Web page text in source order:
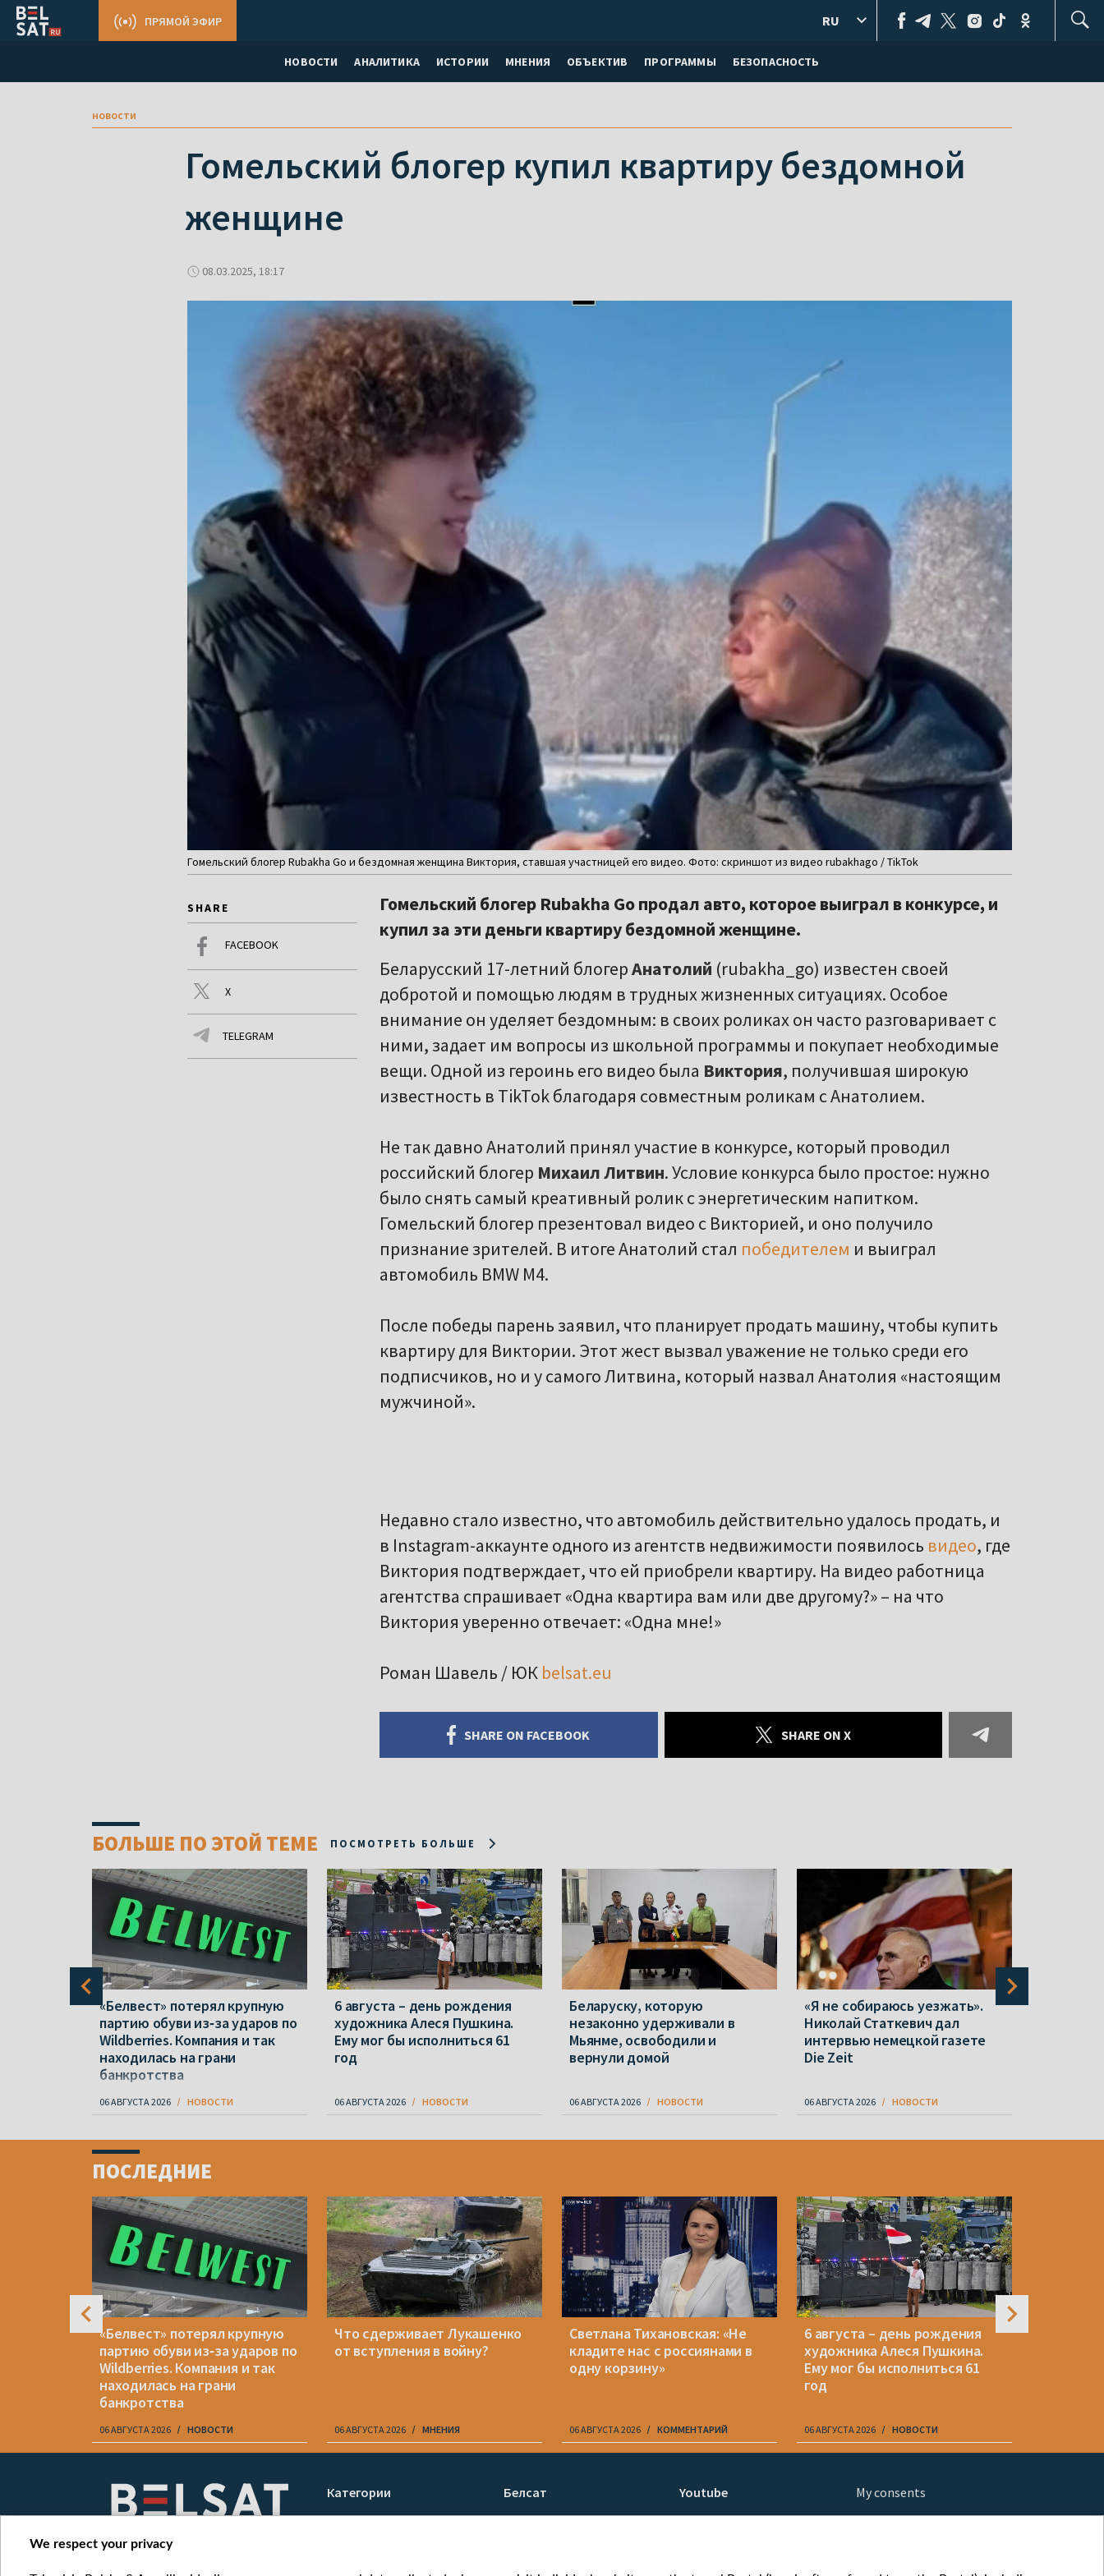
НОВОСТИ АНАЛИТИКА ИСТОРИИ МНЕНИЯ ОБЪЕКТИВ ПРОГРАММЫ БЕЗОПАСНОСТЬ
ПРЯМОЙ ЭФИР RU
новости
Гомельский блогер купил квартиру бездомной
женщине
08.03.2025, 18:17
Гомельский блогер Rubakha Go и бездомная женщина Виктория, ставшая участницей его видео. Фото: скриншот из видео rubakhago / TikTok
SHARE
FACEBOOK
X
TELEGRAM
Гомельский блогер Rubakha Go продал авто, которое выиграл в конкурсе, и
купил за эти деньги квартиру бездомной женщине.
Беларусский 17-летний блогерАнатолий (rubakha_go) известен своей
добротой и помощью людям в трудных жизненных ситуациях. Особое
внимание он уделяет бездомным: в своих роликах он часто разговаривает с
ними, задает им вопросы из школьной программы и покупает необходимые
вещи. Одной из героинь его видео была Виктория, получившая широкую
известность в TikTok благодаря совместным роликам с Анатолием.
Не так давно Анатолий принял участие в конкурсе, который проводил
российский блогер Михаил Литвин. Условие конкурса было простое: нужно
было снять самый креативный ролик с энергетическим напитком.
Гомельский блогер презентовал видео с Викторией, и оно получило
признание зрителей. В итоге Анатолий стал победителем и выиграл
автомобиль BMW M4.
После победы парень заявил, что планирует продать машину, чтобы купить
квартиру для Виктории. Этот жест вызвал уважение не только среди его
подписчиков, но и у самого Литвина, который назвал Анатолия «настоящим
мужчиной».
Недавно стало известно, что автомобиль действительно удалось продать, и
в Instagram-аккаунте одного из агентств недвижимости появилось видео, где
Виктория подтверждает, что ей приобрели квартиру. На видео работница
агентства спрашивает «Одна квартира вам или две другому?» – на что
Виктория уверенно отвечает: «Одна мне!»
Роман Шавель / ЮК belsat.eu
SHARE ON FACEBOOK SHARE ON X
БОЛЬШЕ ПО ЭТОЙ ТЕМЕ ПОСМОТРЕТЬ БОЛЬШЕ
«Белвест» потерял крупную
партию обуви из‑за ударов по
Wildberries. Компания и так
находилась на грани
банкротства
06 АВГУСТА 2026 НОВОСТИ
6 августа – день рождения
художника Алеся Пушкина.
Ему мог бы исполниться 61
год
06 АВГУСТА 2026 НОВОСТИ
Беларуску, которую
незаконно удерживали в
Мьянме, освободили и
вернули домой
06 АВГУСТА 2026 НОВОСТИ
«Я не собираюсь уезжать».
Николай Статкевич дал
интервью немецкой газете
Die Zeit
06 АВГУСТА 2026 НОВОСТИ
ПОСЛЕДНИЕ
«Белвест» потерял крупную
партию обуви из‑за ударов по
Wildberries. Компания и так
находилась на грани
банкротства
06 АВГУСТА 2026 НОВОСТИ
Что сдерживает Лукашенко
от вступления в войну?
06 АВГУСТА 2026 МНЕНИЯ
Светлана Тихановская: «Не
кладите нас с россиянами в
одну корзину»
06 АВГУСТА 2026 КОММЕНТАРИЙ
6 августа – день рождения
художника Алеся Пушкина.
Ему мог бы исполниться 61
год
06 АВГУСТА 2026 НОВОСТИ
10
Категории
Новости
Белсат
О нас
Youtube
Белсат news
My consents
We respect your privacy